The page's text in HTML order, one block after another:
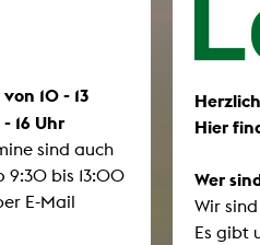
Hier
Wer
Wir
Es gibt
10 - 13
16 Uhr
sind auch
9:30 bis 13:00
E-Mail